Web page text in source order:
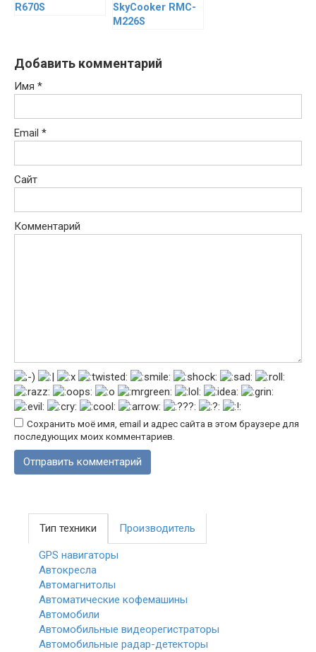
R670S
SkyCooker RMC-
M226S
Добавить комментарий
Имя *
Email *
Сайт
Комментарий
Сохранить моё имя, email и адрес сайта в этом браузере для
последующих моих комментариев.
Тип техники Производитель
GPS навигаторы
Автокресла
Автомагнитолы
Автоматические кофемашины
Автомобили
Автомобильные видеорегистраторы
Автомобильные радар-детекторы